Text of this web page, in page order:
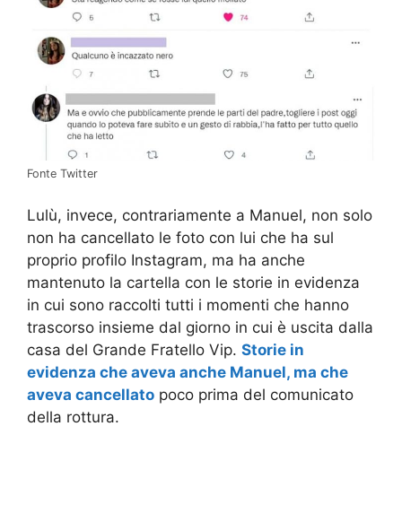
Fonte Twitter
Lulù, invece, contrariamente a Manuel, non solo
non ha cancellato le foto con lui che ha sul
proprio profilo Instagram, ma ha anche
mantenuto la cartella con le storie in evidenza
in cui sono raccolti tutti i momenti che hanno
trascorso insieme dal giorno in cui è uscita dalla
casa del Grande Fratello Vip. Storie in
evidenza che aveva anche Manuel, ma che
aveva cancellato poco prima del comunicato
della rottura.